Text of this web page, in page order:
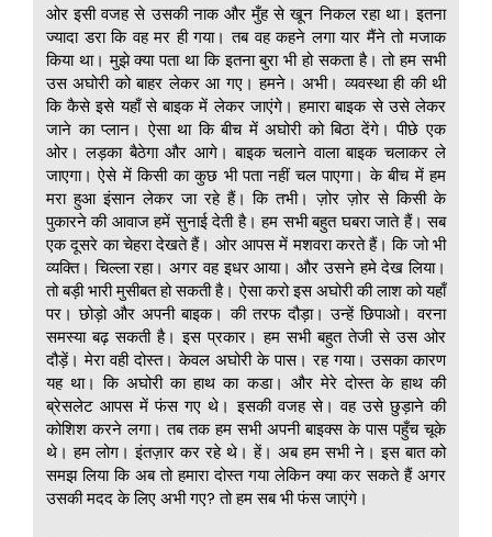
ओर इसी वजह से उसकी नाक और मुँह से खून निकल रहा था। इतना
ज्यादा डरा कि वह मर ही गया। तब वह कहने लगा यार मैंने तो मजाक
किया था। मुझे क्या पता था कि इतना बुरा भी हो सकता है। तो हम सभी
उस अघोरी को बाहर लेकर आ गए। हमने। अभी। व्यवस्था ही की थी
कि कैसे इसे यहाँ से बाइक में लेकर जाएंगे। हमारा बाइक से उसे लेकर
जाने का प्लान। ऐसा था कि बीच में अघोरी को बिठा देंगे। पीछे एक
ओर। लड़का बैठेगा और आगे। बाइक चलाने वाला बाइक चलाकर ले
जाएगा। ऐसे में किसी का कुछ भी पता नहीं चल पाएगा। के बीच में हम
मरा हुआ इंसान लेकर जा रहे हैं। कि तभी। ज़ोर ज़ोर से किसी के
पुकारने की आवाज हमें सुनाई देती है। हम सभी बहुत घबरा जाते हैं। सब
एक दूसरे का चेहरा देखते हैं। ओर आपस में मशवरा करते हैं। कि जो भी
व्यक्ति। चिल्ला रहा। अगर वह इधर आया। और उसने हमे देख लिया।
तो बड़ी भारी मुसीबत हो सकती है। ऐसा करो इस अघोरी की लाश को यहाँ
पर। छोड़ो और अपनी बाइक। की तरफ दौड़ा। उन्हें छिपाओ। वरना
समस्या बढ़ सकती है। इस प्रकार। हम सभी बहुत तेजी से उस ओर
दौड़ें। मेरा वही दोस्त। केवल अघोरी के पास। रह गया। उसका कारण
यह था। कि अघोरी का हाथ का कडा। और मेरे दोस्त के हाथ की
ब्रेसलेट आपस में फंस गए थे। इसकी वजह से। वह उसे छुड़ाने की
कोशिश करने लगा। तब तक हम सभी अपनी बाइक्स के पास पहुँच चूके
थे। हम लोग। इंतज़ार कर रहे थे। हें। अब हम सभी ने। इस बात को
समझ लिया कि अब तो हमारा दोस्त गया लेकिन क्या कर सकते हैं अगर
उसकी मदद के लिए अभी गए? तो हम सब भी फंस जाएंगे।